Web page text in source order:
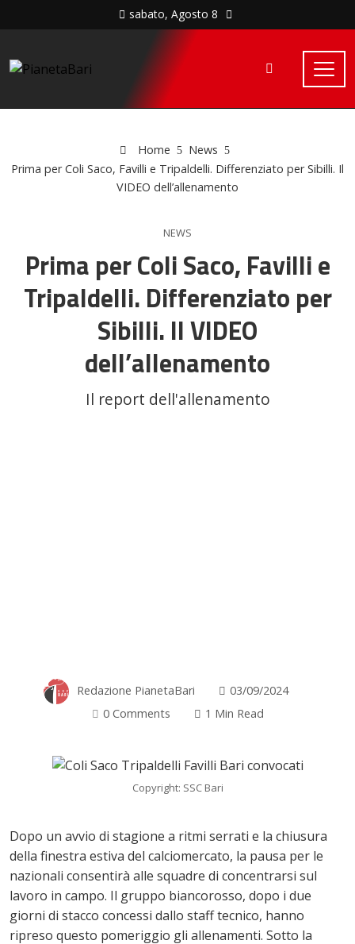
sabato, Agosto 8
Home
News
Prima per Coli Saco, Favilli e Tripaldelli. Differenziato per Sibilli. Il
VIDEO dell’allenamento
NEWS
Prima per Coli Saco, Favilli e
Tripaldelli. Differenziato per
Sibilli. Il VIDEO
dell’allenamento
Il report dell'allenamento
Redazione PianetaBari
03/09/2024
0 Comments
1 Min Read
Copyright: SSC Bari
Dopo un avvio di stagione a ritmi serrati e la chiusura
della finestra estiva del calciomercato, la pausa per le
nazionali consentirà alle squadre di concentrarsi sul
lavoro in campo. Il gruppo biancorosso, dopo i due
giorni di stacco concessi dallo staff tecnico, hanno
ripreso questo pomeriggio gli allenamenti. Sotto la